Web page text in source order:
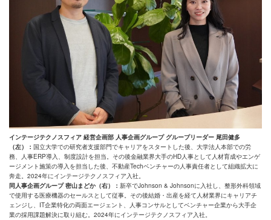
インテージテクノスフィア 経営企画部 人事企画グループ グループリーダー 尾田健多
（左）： 国立大学での研究者支援部門でキャリアをスタートした後、大学法人本部での労
務、人事ERP導入、制度設計を担当。その後金融業界大手のHD人事として人材育成やエンゲ
ージメント施策の導入を担当した後、不動産Techベンチャーの人事責任者として組織拡大に
奔走。2024年にインテージテクノスフィア入社。
同人事企画グループ 密山まどか（右）： 新卒でJohnson & Johnsonに入社し、整形外科領域
で使用する医療機器のセールスとして従事。その後結婚・出産を経て人材業界にキャリアチ
ェンジし、IT企業特化の両面エージェント、人事コンサルとしてベンチャー企業から大手企
業の採用課題解決に取り組む。2024年にインテージテクノスフィア入社。